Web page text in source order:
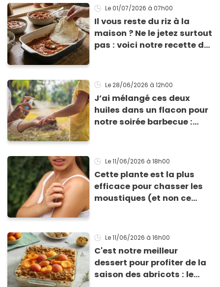
Le 01/07/2026 à 07h00
Il vous reste du riz à la
maison ? Ne le jetez surtout
pas : voici notre recette de
Le 28/06/2026 à 12h00
J’ai mélangé ces deux
huiles dans un flacon pour
notre soirée barbecue :
ma lotion
Le 11/06/2026 à 18h00
Cette plante est la plus
efficace pour chasser les
moustiques (et non ce
Le 11/06/2026 à 16h00
C'est notre meilleur
dessert pour profiter de la
saison des abricots : le